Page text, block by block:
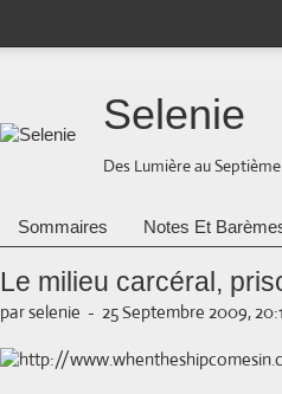
Selenie
Des Lumière au
Sommaires Notes Et
Le milieu carcéral,
par selenie - 25 Septembre 2009,